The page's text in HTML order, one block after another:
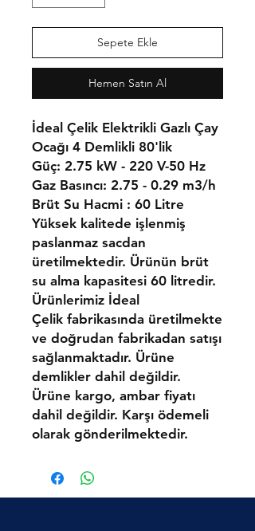
Sepete Ekle
Hemen Satın Al
İdeal Çelik Elektrikli Gazlı Çay
Ocağı 4 Demlikli 80'lik
Güç: 2.75 kW - 220 V-50 Hz
Gaz Basıncı: 2.75 - 0.29 m3/h
Brüt Su Hacmi : 60 Litre
Yüksek kalitede işlenmiş
paslanmaz sacdan
üretilmektedir. Ürünün brüt
su alma kapasitesi 60 litredir.
Ürünlerimiz İdeal
Çelik fabrikasında üretilmekte
ve doğrudan fabrikadan satışı
sağlanmaktadır. Ürüne
demlikler dahil değildir.
Ürüne kargo, ambar fiyatı
dahil değildir. Karşı ödemeli
olarak gönderilmektedir.